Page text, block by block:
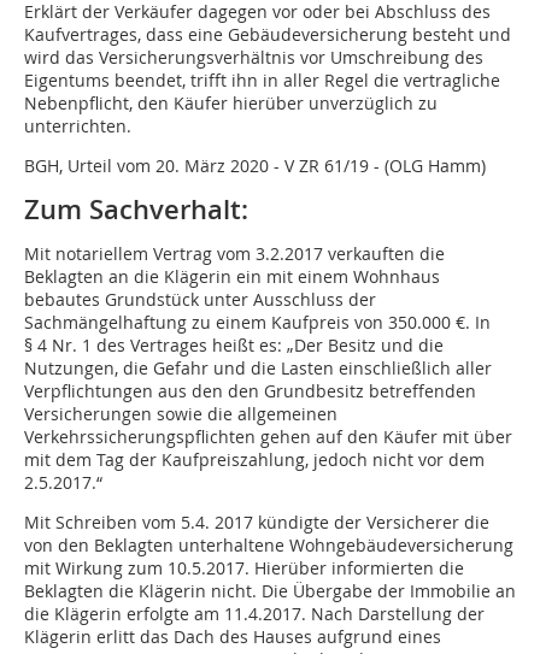
Erklärt der Verkäufer dagegen vor oder bei Abschluss des
Kaufvertrages, dass eine Gebäudeversicherung besteht und
wird das Versicherungsverhältnis vor Umschreibung des
Eigentums beendet, trifft ihn in aller Regel die vertragliche
Nebenpflicht, den Käufer hierüber unverzüglich zu
unterrichten.
BGH, Urteil vom 20. März 2020 - V ZR 61/19 - (OLG Hamm)
Zum Sachverhalt:
Mit notariellem Vertrag vom 3.2.2017 verkauften die
Beklagten an die Klägerin ein mit einem Wohnhaus
bebautes Grundstück unter Ausschluss der
Sachmängelhaftung zu einem Kaufpreis von 350.000 €. In
§ 4 Nr. 1 des Vertrages heißt es: „Der Besitz und die
Nutzungen, die Gefahr und die Lasten einschließlich aller
Verpflichtungen aus den den Grundbesitz betreffenden
Versicherungen sowie die allgemeinen
Verkehrssicherungspflichten gehen auf den Käufer mit über
mit dem Tag der Kaufpreiszahlung, jedoch nicht vor dem
2.5.2017.“
Mit Schreiben vom 5.4. 2017 kündigte der Versicherer die
von den Beklagten unterhaltene Wohngebäudeversicherung
mit Wirkung zum 10.5.2017. Hierüber informierten die
Beklagten die Klägerin nicht. Die Übergabe der Immobilie an
die Klägerin erfolgte am 11.4.2017. Nach Darstellung der
Klägerin erlitt das Dach des Hauses aufgrund eines